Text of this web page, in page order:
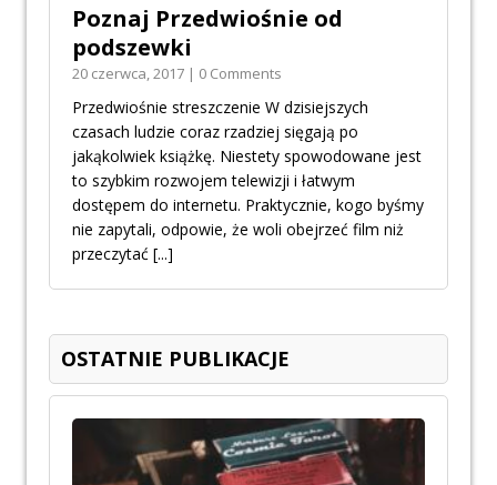
Poznaj Przedwiośnie od
podszewki
20 czerwca, 2017 | 0 Comments
Przedwiośnie streszczenie W dzisiejszych
czasach ludzie coraz rzadziej sięgają po
jakąkolwiek książkę. Niestety spowodowane jest
to szybkim rozwojem telewizji i łatwym
dostępem do internetu. Praktycznie, kogo byśmy
nie zapytali, odpowie, że woli obejrzeć film niż
przeczytać [...]
OSTATNIE PUBLIKACJE